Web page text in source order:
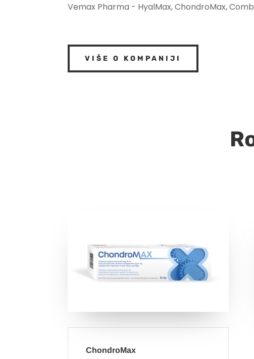
Vemax Pharma - HyalMax, ChondroMax,
VIŠE O KOMPANIJI
ChondroMax